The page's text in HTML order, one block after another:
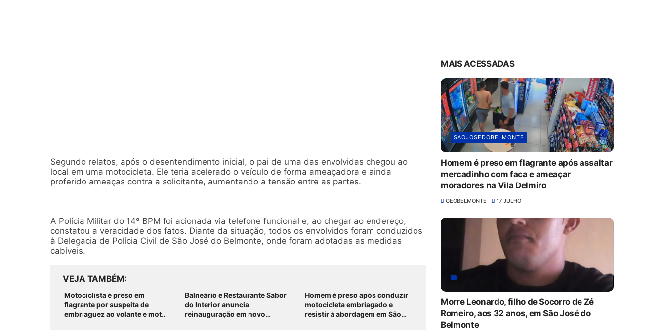
Segundo relatos, após o desentendimento inicial, o pai de uma das envolvidas chegou ao
local em uma motocicleta. Ele teria acelerado o veículo de forma ameaçadora e ainda
proferido ameaças contra a solicitante, aumentando a tensão entre as partes.
A Polícia Militar do 14º BPM foi acionada via telefone funcional e, ao chegar ao endereço,
constatou a veracidade dos fatos. Diante da situação, todos os envolvidos foram conduzidos
à Delegacia de Polícia Civil de São José do Belmonte, onde foram adotadas as medidas
cabíveis.
VEJA TAMBÉM
Motociclista é preso em
flagrante por suspeita de
embriaguez ao volante e moto
Balneário e Restaurante Sabor
do Interior anuncia
reinauguração em novo
Homem é preso após conduzir
motocicleta embriagado e
resistir à abordagem em São
MAIS ACESSADAS
SAOJOSEDOBELMONTE
Homem é preso em flagrante após assaltar
mercadinho com faca e ameaçar
moradores na Vila Delmiro
GEOBELMONTE 17 JULHO
Morre Leonardo, filho de Socorro de Zé
Romeiro, aos 32 anos, em São José do
Belmonte